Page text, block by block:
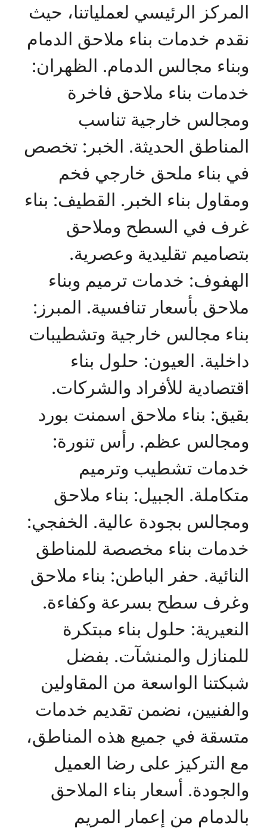
المركز الرئيسي لعملياتنا، حيث
نقدم خدمات بناء ملاحق الدمام
وبناء مجالس الدمام. الظهران:
خدمات بناء ملاحق فاخرة
ومجالس خارجية تناسب
المناطق الحديثة. الخبر: تخصص
في بناء ملحق خارجي فخم
ومقاول بناء الخبر. القطيف: بناء
غرف في السطح وملاحق
بتصاميم تقليدية وعصرية.
الهفوف: خدمات ترميم وبناء
ملاحق بأسعار تنافسية. المبرز:
بناء مجالس خارجية وتشطيبات
داخلية. العيون: حلول بناء
اقتصادية للأفراد والشركات.
بقيق: بناء ملاحق اسمنت بورد
ومجالس عظم. رأس تنورة:
خدمات تشطيب وترميم
متكاملة. الجبيل: بناء ملاحق
ومجالس بجودة عالية. الخفجي:
خدمات بناء مخصصة للمناطق
النائية. حفر الباطن: بناء ملاحق
وغرف سطح بسرعة وكفاءة.
النعيرية: حلول بناء مبتكرة
للمنازل والمنشآت. بفضل
شبكتنا الواسعة من المقاولين
والفنيين، نضمن تقديم خدمات
متسقة في جميع هذه المناطق،
مع التركيز على رضا العميل
والجودة. أسعار بناء الملاحق
بالدمام من إعمار المريم